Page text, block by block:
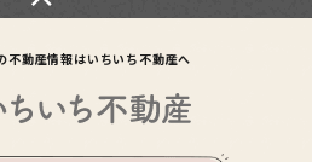
不動産情報はいちいち不動産へ